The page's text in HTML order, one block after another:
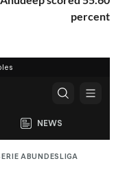
percent